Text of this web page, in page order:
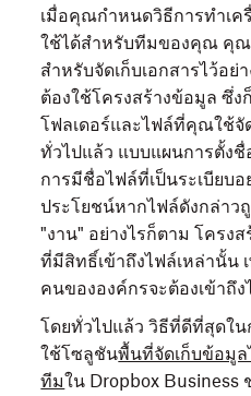
เมื่อคุณกำหนดวิธีการทำเค
ใช้ได้สำหรับทีมของคุณ คุณ
สำหรับจัดเก็บเอกสารไว้อ
ต้องใช้โครงสร้างข้อมูล ซึ่ง
โฟลเดอร์และไฟล์ที่คุณใช้จั
ทั่วไปแล้ว แบบแผนการตั้ง
การมีชื่อไฟล์ที่เป็นระเบียบอ
ประโยชน์หากไฟล์ดังกล่าว
"งาน" อย่างไรก็ตาม โครง
ที่มีสิทธิ์เข้าถึงไฟล์เหล่านั้น
คนขององค์กรจะต้องเข้าถึ
โดยทั่วไปแล้ว วิธีที่ดีที่สุดใน
ใช้โซลูชันพื้นที่จัดเก็บข้อมูล
ทีมใน Dropbox Business